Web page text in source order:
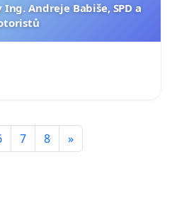
Andreje Babiše, SPD a
7 8 »